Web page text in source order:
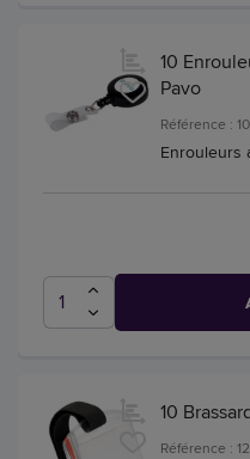
10
Pavo
Référence :
Enrouleurs
10
Référence :